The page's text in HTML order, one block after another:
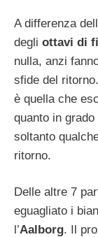
A differenza
degli ottavi di
nulla, anzi
sfide del
è quella che
quanto in
soltanto
ritorno.
Delle altre 7
eguagliato i
l’Aalborg. Il